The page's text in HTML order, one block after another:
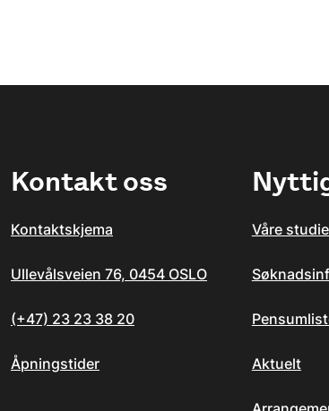
Kontakt oss
Kontaktskjema
Ullevålsveien 76, 0454 OSLO
(+47) 23 23 38 20
Åpningstider
Våre
Aktuelt